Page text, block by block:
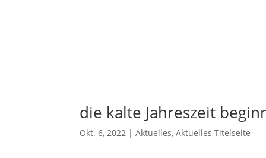
die kalte Jahreszeit
Okt. 6, 2022 |Aktuelles,Aktuelles Titelseite